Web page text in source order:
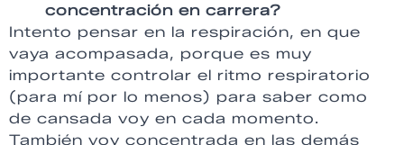
concentración en carrera?
Intento pensar en la respiración, en que
vaya acompasada, porque es muy
importante controlar el ritmo respiratorio
(para mí por lo menos) para saber como
de cansada voy en cada momento.
También voy concentrada en las demás